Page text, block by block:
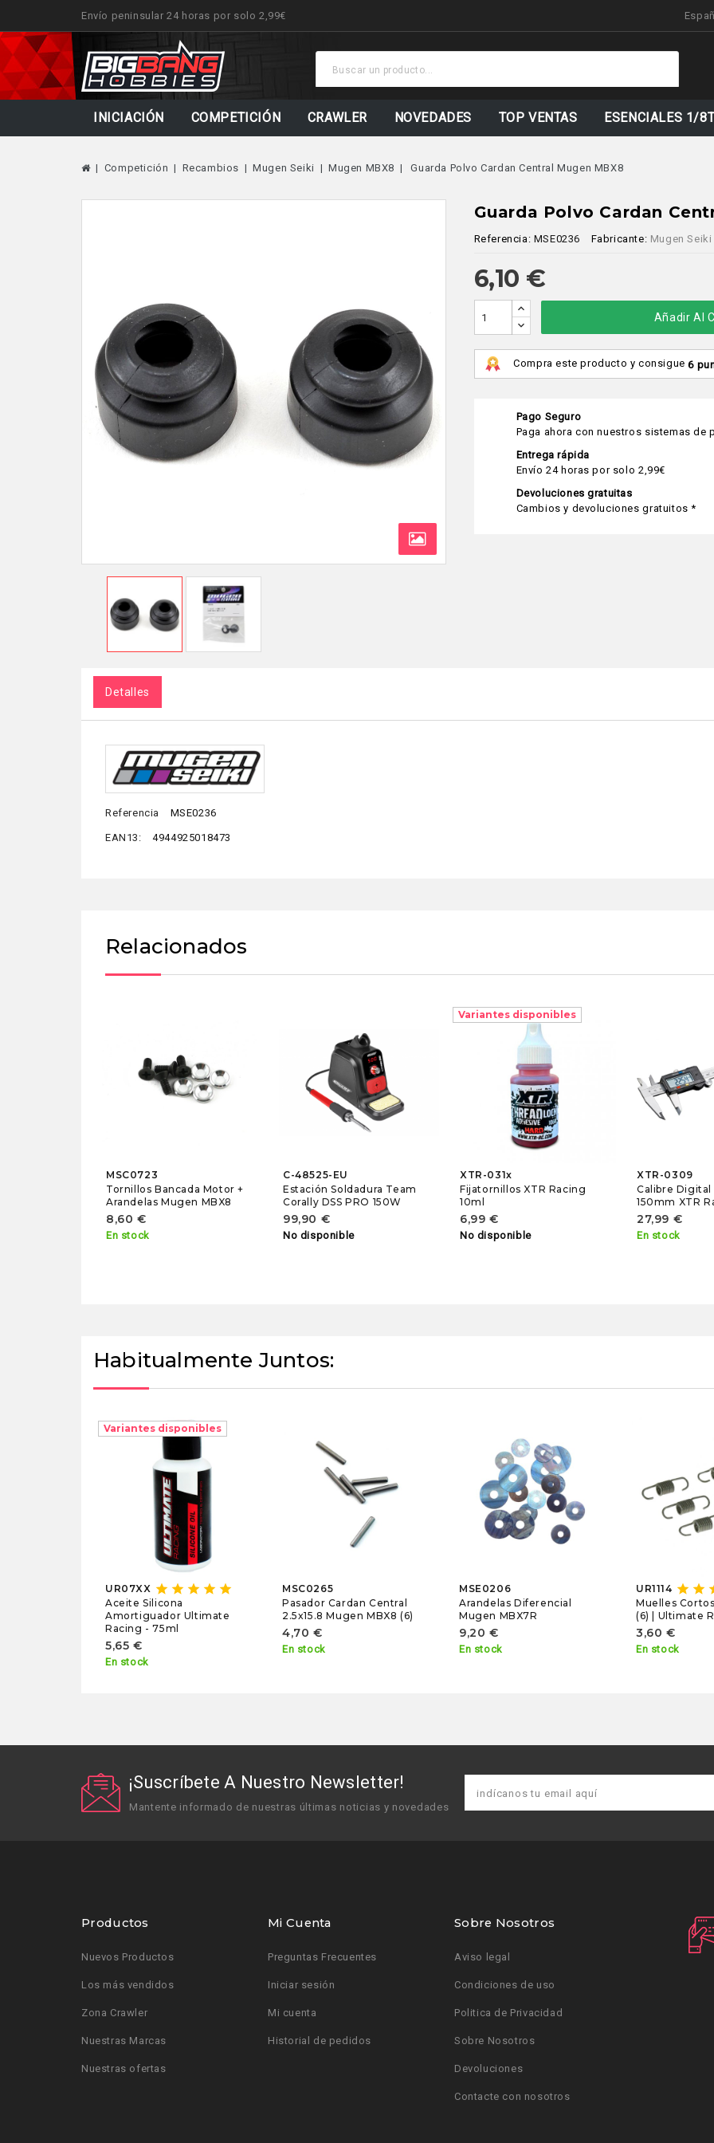
Envío peninsular 24 horas por solo 2,99€
Stock
INICIACIÓN COMPETICIÓN CRAWLER NOVEDADES TOP VENTAS ESENCIALES 1/
Competición Recambios Mugen Seiki Mugen MBX8 Guarda Polvo Cardan Central Mugen MBX8
Guarda Polvo Cardan
Referencia: MSE0236 Fabricante: Mugen Seiki
6,10 €
Añadir Al
Compra este producto y consigue6
Pago Seguro
Paga ahora con nuestros sistemas de
Entrega rápida
Envío 24 horas por solo 2,99€
Devoluciones gratuitas
Cambios y devoluciones gratuitos *
Detalles
Referencia MSE0236
EAN13: 4944925018473
Relacionados
MSC0723
Tornillos Bancada Motor +
Arandelas Mugen MBX8
8,60 €
En stock
C-48525-EU
Estación Soldadura Team
Corally DSS PRO 150W
99,90 €
No disponible
Variantes disponibles
XTR-031x
Fijatornillos XTR Racing
10ml
6,99 €
No disponible
XTR-0309
Calibre Digital
150mm XTR
27,99 €
En stock
Habitualmente Juntos:
Variantes disponibles
UR07XX star star star star star
Aceite Silicona
Amortiguador Ultimate
Racing - 75ml
5,65 €
En stock
MSC0265
Pasador Cardan Central
2.5x15.8 Mugen MBX8 (6)
4,70 €
En stock
MSE0206
Arandelas Diferencial
Mugen MBX7R
9,20 €
En stock
UR1114 star star
Muelles
(6) | Ultimate
3,60 €
En stock
¡Suscríbete A Nuestro Newsletter!
Mantente informado de nuestras últimas noticias y novedades
Productos
Nuevos Productos
Los más vendidos
Zona Crawler
Nuestras Marcas
Nuestras ofertas
Mi Cuenta
Preguntas Frecuentes
Iniciar sesión
Mi cuenta
Historial de pedidos
Sobre Nosotros
Aviso legal
Condiciones de uso
Politica de Privacidad
Sobre Nosotros
Devoluciones
Contacte con nosotros